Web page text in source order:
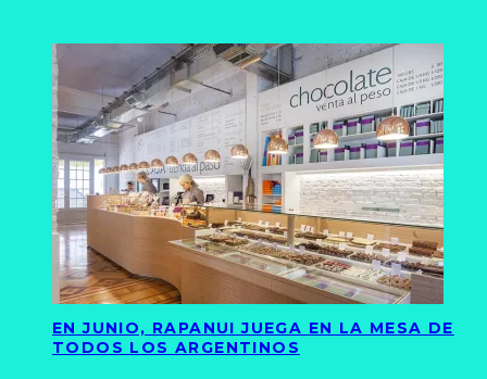
EN JUNIO, RAPANUI JUEGA EN LA MESA DE
TODOS LOS ARGENTINOS